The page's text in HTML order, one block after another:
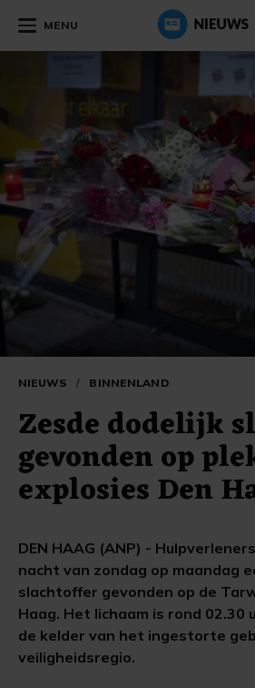
MENU
NIEUWS / BINNENLAND
Zesde dodelijk
gevonden op
explosies Den
DEN HAAG (ANP) -
nacht van zondag op maandag
slachtoffer gevonden op de
Haag. Het lichaam is rond 02.30
de kelder van het ingestorte
veiligheidsregio.